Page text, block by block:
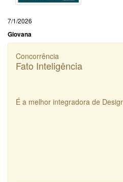
7/1/2026
Giovana
Concorrência
Fato Inteligência
É a melhor integradora de